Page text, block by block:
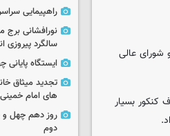
عضو شورای عالی
بسیار
راهپیمایی سراسری
نورافشانی
سالگرد پیروزی
ایستگاه
تجدید میثاق
های امام
روز دهم چهل و
دوم